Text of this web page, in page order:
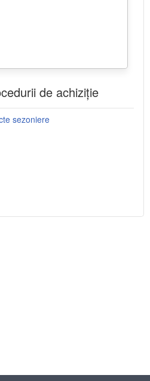
de achiziție
sezoniere